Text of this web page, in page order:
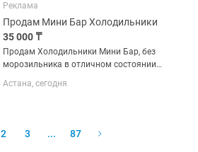
Реклама
Продам Мини Бар Холодильники
35 000 ₸
Продам Холодильники Мини Бар, без
морозильника в отличном состоянии
отлично. Для офиса , аптека ,
шт...
Астана, сегодня
2 3 ... 87